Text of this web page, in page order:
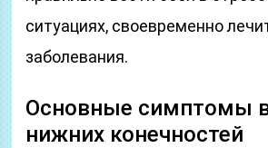
ситуациях, своевременно
заболевания.
Основные симптомы
нижних конечностей